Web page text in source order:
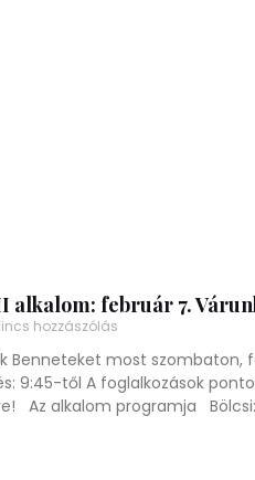
alkalom: február 7.
hozzászólás
Benneteket most szombaton,
9:45-től A foglalkozások
Az alkalom programja